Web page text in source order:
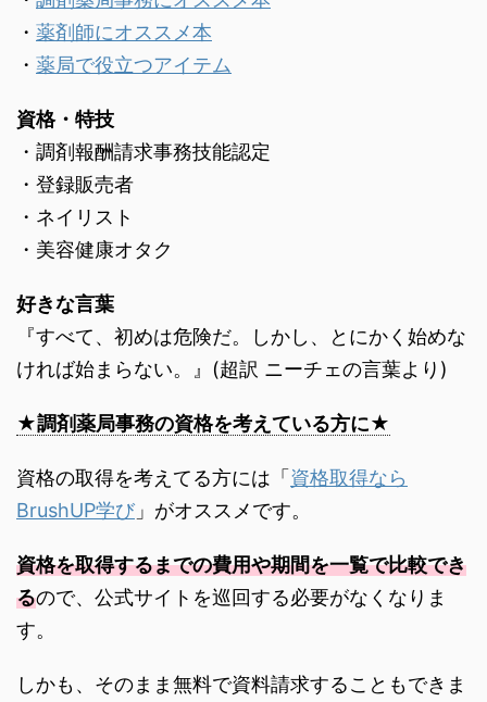
・ 薬剤師にオススメ本
・ 薬局で役立つアイテム
資格・特技
・調剤報酬請求事務技能認定
・登録販売者
・ネイリスト
・美容健康オタク
好きな言葉
『すべて、初めは危険だ。しかし、とにかく始めな
ければ始まらない。』(超訳 ニーチェの言葉より)
★調剤薬局事務の資格を考えている方に★
資格の取得を考えてる方には「 資格取得なら
BrushUP学び」がオススメです。
資格を取得するまでの費用や期間を一覧で比較でき
るので、公式サイトを巡回する必要がなくなりま
す。
しかも、そのまま無料で資料請求することもできま